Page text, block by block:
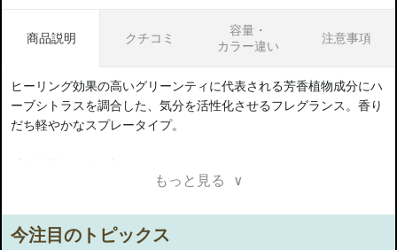
商品説明 クチコミ
容量・
カラー違い
注意事項
ヒーリング効果の高いグリーンティに代表される芳香植物成分にハ
ーブシトラスを調合した、気分を活性化させるフレグランス。香り
だち軽やかなスプレータイプ。
◇こちらの商品は代引きでの発送ができかねます。代引きでご注文
ビニ後払いには、決済代行会社による審査がございます。予めご了
承ください。
もっと見る ∨
今注目のトピックス